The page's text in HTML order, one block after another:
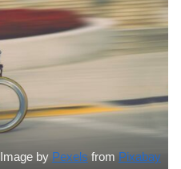
Image by Pexels from Pixabay